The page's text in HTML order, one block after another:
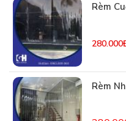
Rèm
Rèm